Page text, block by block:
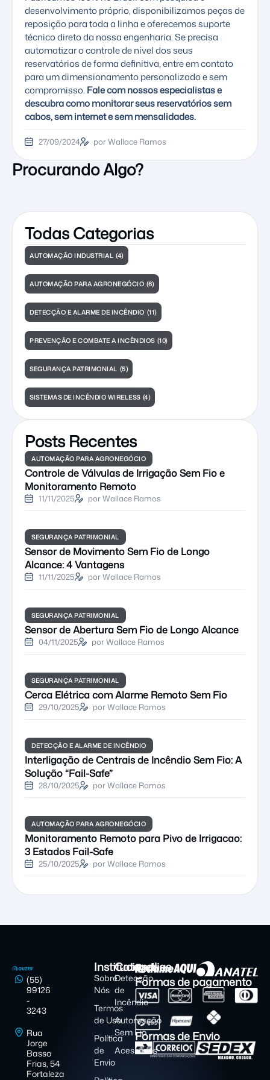
desenvolvimento próprio, disponibilizamos peças de
reposição para toda a linha e oferecemos suporte
técnico direto da nossa engenharia. Se precisa
automatizar o controle de nível dos seus
reservatórios de forma definitiva, entre em contato
para um dimensionamento personalizado e sem
compromisso. Fale com nossos especialistas e
descubra como monitorar seus reservatórios sem
cabos, sem internet e sem mensalidades.
27/09/2024 por Wallace Ramos
Procurando Algo?
Todas Categorias
AUTOMAÇÃO INDUSTRIAL (4)
AUTOMAÇÃO PARA AGRONEGÓCIO (6)
DETECÇÃO E ALARME DE INCÊNDIO (11)
PREVENÇÃO E COMBATE A INCÊNDIOS (10)
SEGURANÇA PATRIMONIAL (5)
SISTEMAS DE INCÊNDIO WIRELESS (4)
Posts Recentes
AUTOMAÇÃO PARA AGRONEGÓCIO
Controle de Válvulas de Irrigação Sem Fio e
Monitoramento Remoto
11/11/2025 por Wallace Ramos
SEGURANÇA PATRIMONIAL
Sensor de Movimento Sem Fio de Longo
Alcance: 4 Vantagens
11/11/2025 por Wallace Ramos
SEGURANÇA PATRIMONIAL
Sensor de Abertura Sem Fio de Longo Alcance
04/11/2025 por Wallace Ramos
SEGURANÇA PATRIMONIAL
Cerca Elétrica com Alarme Remoto Sem Fio
29/10/2025 por Wallace Ramos
DETECÇÃO E ALARME DE INCÊNDIO
Interligação de Centrais de Incêndio Sem Fio: A
Solução “Fail-Safe”
28/10/2025 por Wallace Ramos
AUTOMAÇÃO PARA AGRONEGÓCIO
Monitoramento Remoto para Pivo de Irrigacao:
3 Estados Fail-Safe
25/10/2025 por Wallace Ramos
(55)
99126
-
3243
Rua
Jorge
Basso
Frias, 54
Fortaleza
Institucional
Sobre
Nós
Termos
de Uso
Política
de
Envio
Categorias
Detecção
de
Incêndio
Automação
Sem Fio
Acessórios
Formas de pagamento
Formas de Envio